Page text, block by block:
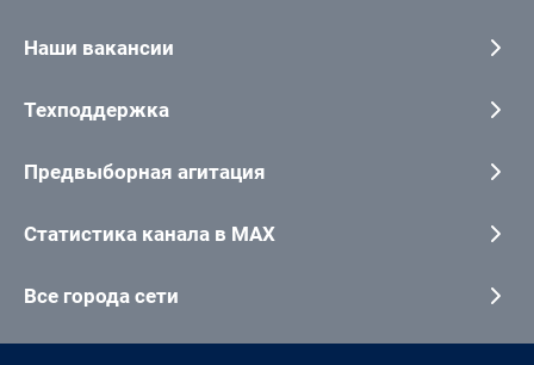
Наши вакансии
Техподдержка
Предвыборная агитация
Статистика канала в MAX
Все города сети